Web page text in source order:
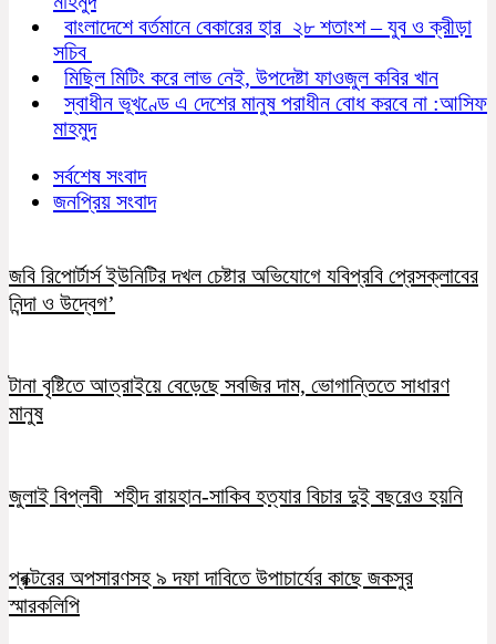
বাংলাদেশে বর্তমানে বেকারের হার ২৮ শতাংশ – যুব ও ক্রীড়া
সচিব
মিছিল মিটিং করে লাভ নেই, উপদেষ্টা ফাওজুল কবির খান
স্বাধীন ভূখণ্ডে এ দেশের মানুষ পরাধীন বোধ করবে না :আসিফ
মাহমুদ
সর্বশেষ সংবাদ
জনপ্রিয় সংবাদ
জবি রিপোর্টার্স ইউনিটির দখল চেষ্টার অভিযোগে যবিপ্রবি প্রেসক্লাবের
নিন্দা ও উদ্বেগ’
টানা বৃষ্টিতে আত্রাইয়ে বেড়েছে সবজির দাম, ভোগান্তিতে সাধারণ
মানুষ
জুলাই বিপ্লবী শহীদ রায়হান-সাকিব হত্যার বিচার দুই বছরেও হয়নি
প্রক্টরের অপসারণসহ ৯ দফা দাবিতে উপাচার্যের কাছে জকসুর
স্মারকলিপি